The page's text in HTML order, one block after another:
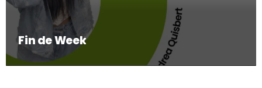
Fin de Week